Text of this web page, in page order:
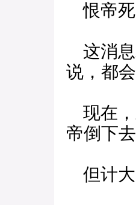
恨帝死
这消息
说，都
现在，
帝倒下
但计大